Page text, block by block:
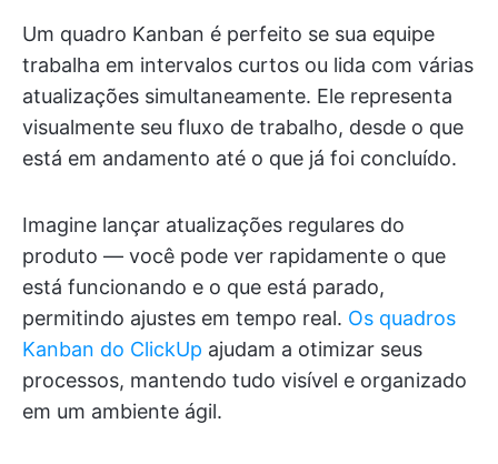
Um quadro Kanban é perfeito se sua equipe
trabalha em intervalos curtos ou lida com várias
atualizações simultaneamente. Ele representa
visualmente seu fluxo de trabalho, desde o que
está em andamento até o que já foi concluído.
Imagine lançar atualizações regulares do
produto — você pode ver rapidamente o que
está funcionando e o que está parado,
permitindo ajustes em tempo real. Os quadros
Kanban do ClickUp ajudam a otimizar seus
processos, mantendo tudo visível e organizado
em um ambiente ágil.